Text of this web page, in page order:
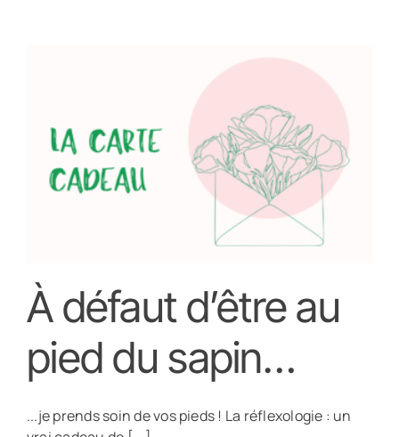
À défaut d’être au
pied du sapin…
...je prends soin de vos pieds ! La réflexologie : un